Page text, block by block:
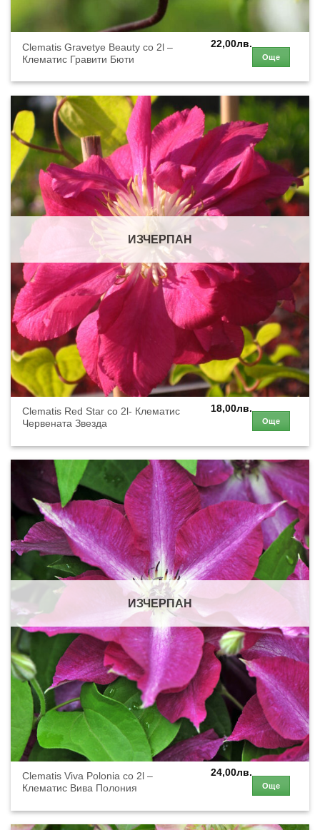
Clematis Gravetye Beauty co 2l –
Клематис Гравити Бюти
22,00лв.
Още
ИЗЧЕРПАН
Clematis Red Star co 2l- Клематис
Червената Звезда
18,00лв.
Още
ИЗЧЕРПАН
Clematis Viva Polonia co 2l –
Клематис Вива Полония
24,00лв.
Още